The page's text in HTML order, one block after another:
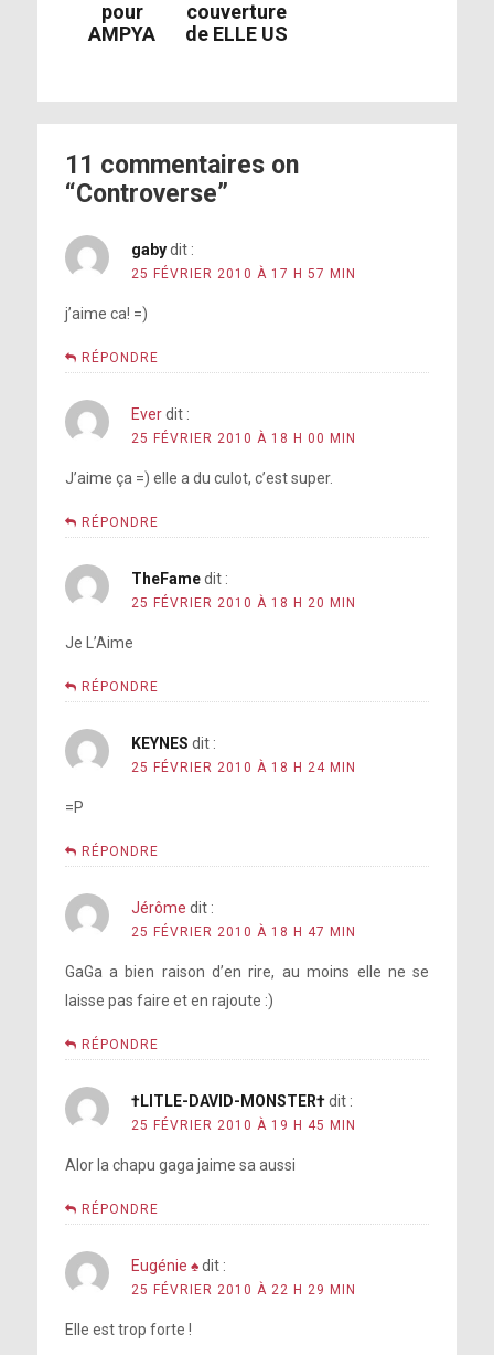
pour
AMPYA
couverture
de ELLE US
11 commentaires on
“Controverse”
gaby dit :
25 FÉVRIER 2010 À 17 H 57 MIN
j’aime ca! =)
RÉPONDRE
Ever dit :
25 FÉVRIER 2010 À 18 H 00 MIN
J’aime ça =) elle a du culot, c’est super.
RÉPONDRE
TheFame dit :
25 FÉVRIER 2010 À 18 H 20 MIN
Je L’Aime
RÉPONDRE
KEYNES dit :
25 FÉVRIER 2010 À 18 H 24 MIN
=P
RÉPONDRE
Jérôme dit :
25 FÉVRIER 2010 À 18 H 47 MIN
GaGa a bien raison d’en rire, au moins elle ne se
laisse pas faire et en rajoute :)
RÉPONDRE
†LITLE-DAVID-MONSTER† dit :
25 FÉVRIER 2010 À 19 H 45 MIN
Alor la chapu gaga jaime sa aussi
RÉPONDRE
Eugénie ♠ dit :
25 FÉVRIER 2010 À 22 H 29 MIN
Elle est trop forte !